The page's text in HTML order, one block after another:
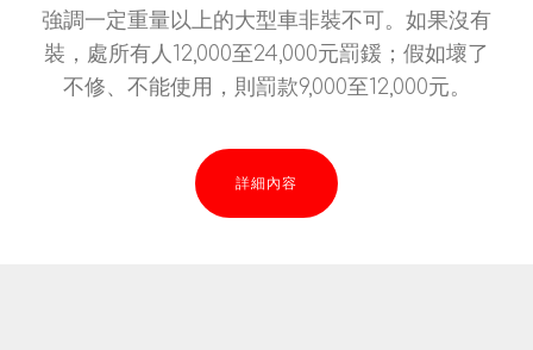
強調一定重量以上的大型車非裝不可。如果沒有
裝，處所有人12,000至24,000元罰鍰；假如壞了
不修、不能使用，則罰款9,000至12,000元。
詳細內容